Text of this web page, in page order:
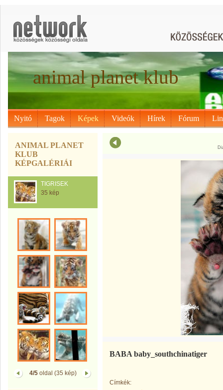
animal planet klub
Nyitó Tagok Képek Videók Hírek Fórum
ANIMAL PLANET
KLUB
KÉPGALÉRIÁI
TIGRISEK
35 kép
4/5oldal (35 kép)
BABA baby_southchinatiger
Címkék: